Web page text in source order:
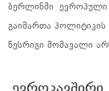
ბერლინში ევროპული
გაიმართა
წესრიგი მომავალი